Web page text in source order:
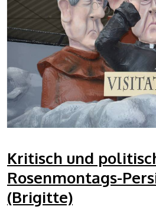
Kritisch und
Rosenmontags-
(Brigitte)